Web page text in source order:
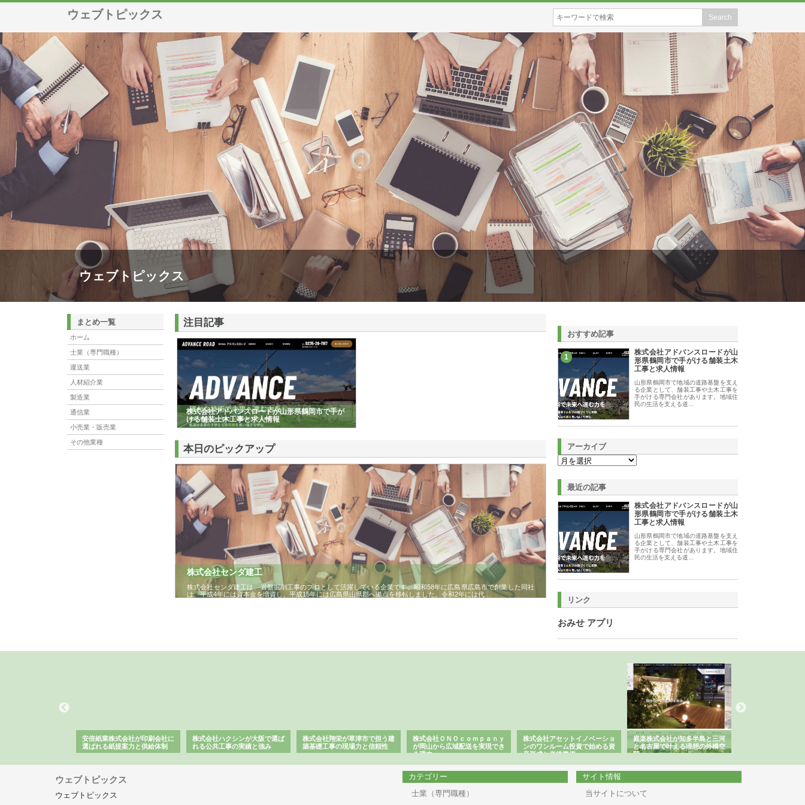
ウェブトピックス
ウェブトピックス
まとめ一覧
ホーム
士業（専門職種）
運送業
人材紹介業
製造業
通信業
小売業・販売業
その他業種
注目記事
株式会社アドバンスロードが山形県鶴岡市で手が
ける舗装土木工事と求人情報
本日のピックアップ
株式会社センダ建工
株式会社センダ建工は、岩盤掘削工事のプロとして活躍している企業です。昭和58年に広島県広島市で創業した同社
は、平成4年には資本金を増資し、平成15年には広島県山県郡へ拠点を移転しました。令和2年には代…
おすすめ記事
1
株式会社アドバンスロードが山
形県鶴岡市で手がける舗装土木
工事と求人情報
山形県鶴岡市で地域の道路基盤を支え
る企業として、舗装工事や土木工事を
手がける専門会社があります。地域住
民の生活を支える道…
アーカイブ
最近の記事
株式会社アドバンスロードが山
形県鶴岡市で手がける舗装土木
工事と求人情報
山形県鶴岡市で地域の道路基盤を支え
る企業として、舗装工事や土木工事を
手がける専門会社があります。地域住
民の生活を支える道…
リンク
おみせ アプリ
安倍紙業株式会社が印刷会社に
選ばれる紙提案力と供給体制
株式会社ハクシンが大阪で選ば
れる公共工事の実績と強み
株式会社翔栄が草津市で担う建
築基礎工事の現場力と信頼性
株式会社ＯＮＯｃｏｍｐａｎｙ
が岡山から広域配送を実現でき
る理由
株式会社アセットイノベーショ
ンのワンルーム投資で始める資
産形成と老後準備
庭楽株式会社が知多半島と三河
と名古屋で叶える理想の外構空
間
ウェブトピックス
ウェブトピックス
カテゴリー
士業（専門職種）
サイト情報
当サイトについて